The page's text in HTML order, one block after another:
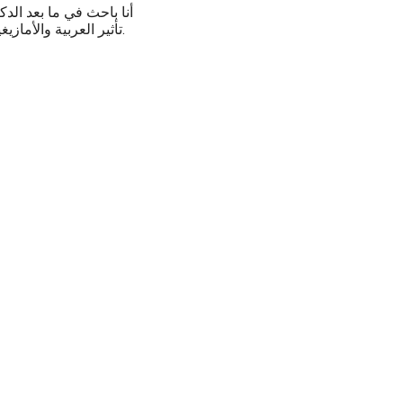
أنا باحث في ما بعد
تأثير العربية والأمازيغية على السيوية والبلبالية بجامعة لندن في 2010.